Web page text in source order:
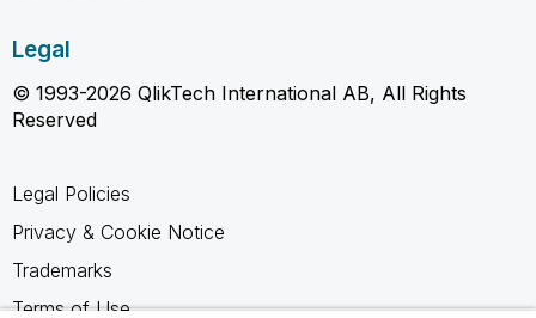
Legal
© 1993-2026 QlikTech International AB, All Rights
Reserved
Legal Policies
Privacy & Cookie Notice
Trademarks
Terms of Use